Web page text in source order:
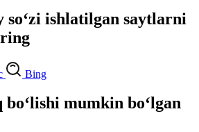
so‘zi ishlatilgan saytlarni
Bing
bo‘lishi mumkin bo‘lgan